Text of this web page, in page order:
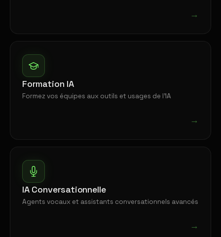
→
Formation IA
Formez vos équipes aux outils et usages de l'IA
→
IA Conversationnelle
Agents vocaux et assistants conversationnels avancés
→